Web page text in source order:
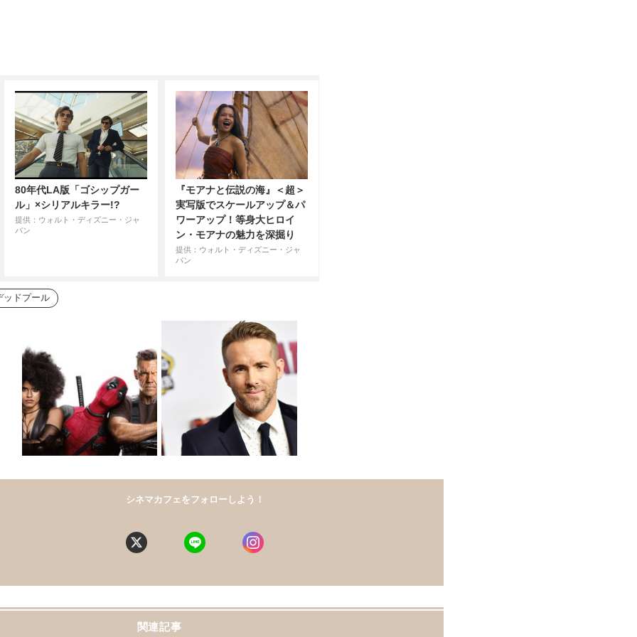
80年代LA版「ゴシップガー
ル」×シリアルキラー!?
提供：ウォルト・ディズニー・ジャ
パン
『モアナと伝説の海』＜超＞
実写版でスケールアップ＆パ
ワーアップ！等身大ヒロイ
ン・モアナの魅力を深掘り
提供：ウォルト・ディズニー・ジャ
パン
ッドプール
シネマカフェをフォローしよう！
関連記事